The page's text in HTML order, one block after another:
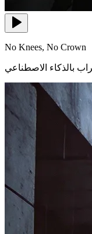
No Knees, No Crown
بالذكاء الاصطناعي